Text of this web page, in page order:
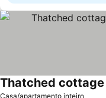
Casa/apartamento inteiro